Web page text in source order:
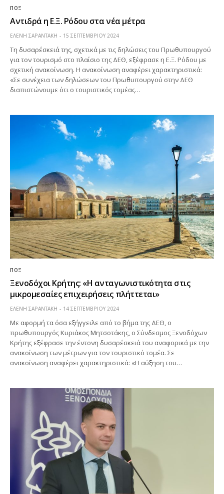
ΠΟΞ
Αντιδρά η Ε.Ξ. Ρόδου στα νέα μέτρα
ΕΛΕΝΗ ΣΑΡΑΝΤΑΚΗ 15 ΣΕΠΤΕΜΒΡΊΟΥ 2024
Τη δυσαρέσκειά της, σχετικά με τις δηλώσεις του Πρωθυπουργού
για τον τουρισμό στο πλαίσιο της ΔΕΘ, εξέφρασε η Ε.Ξ. Ρόδου με
σχετική ανακοίνωση. Η ανακοίνωση αναφέρει χαρακτηριστικά:
«Σε συνέχεια των δηλώσεων του Πρωθυπουργού στην ΔΕΘ
διαπιστώνουμε ότι ο τουριστικός τομέας…
ΠΟΞ
Ξενοδόχοι Κρήτης: «Η ανταγωνιστικότητα στις
μικρομεσαίες επιχειρήσεις πλήττεται»
ΕΛΕΝΗ ΣΑΡΑΝΤΑΚΗ 14 ΣΕΠΤΕΜΒΡΊΟΥ 2024
Με αφορμή τα όσα εξήγγειλε από το βήμα της ΔΕΘ, ο
πρωθυπουργός Κυριάκος Μητσοτάκης, ο Σύνδεσμος Ξενοδόχων
Κρήτης εξέφρασε την έντονη δυσαρέσκειά του αναφορικά με την
ανακοίνωση των μέτρων για τον τουριστικό τομέα. Σε
ανακοίνωση αναφέρει χαρακτηριστικά: «Η αύξηση του…